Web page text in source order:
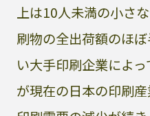
上は10人未満の小さ
刷物の全出荷額のほ
い大手印刷企業によ
が現在の日本の印刷産